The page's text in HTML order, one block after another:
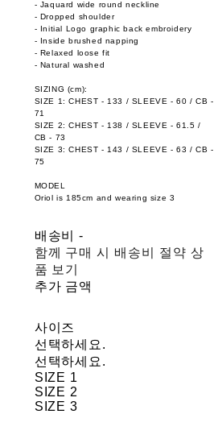
- Jaquard wide round neckline
- Dropped shoulder
- Initial Logo graphic back embroidery
- Inside brushed napping
- Relaxed loose fit
- Natural washed
SIZING (cm):
SIZE 1: CHEST - 133 / SLEEVE - 60 / CB -
71
SIZE 2: CHEST - 138 / SLEEVE - 61.5 /
CB - 73
SIZE 3: CHEST - 143 / SLEEVE - 63 / CB -
75
MODEL
Oriol is 185cm and wearing size 3
배송비-
함께 구매 시 배송비 절약 상
품 보기
추가 금액
사이즈
선택하세요.
선택하세요.
SIZE 1
SIZE 2
SIZE 3